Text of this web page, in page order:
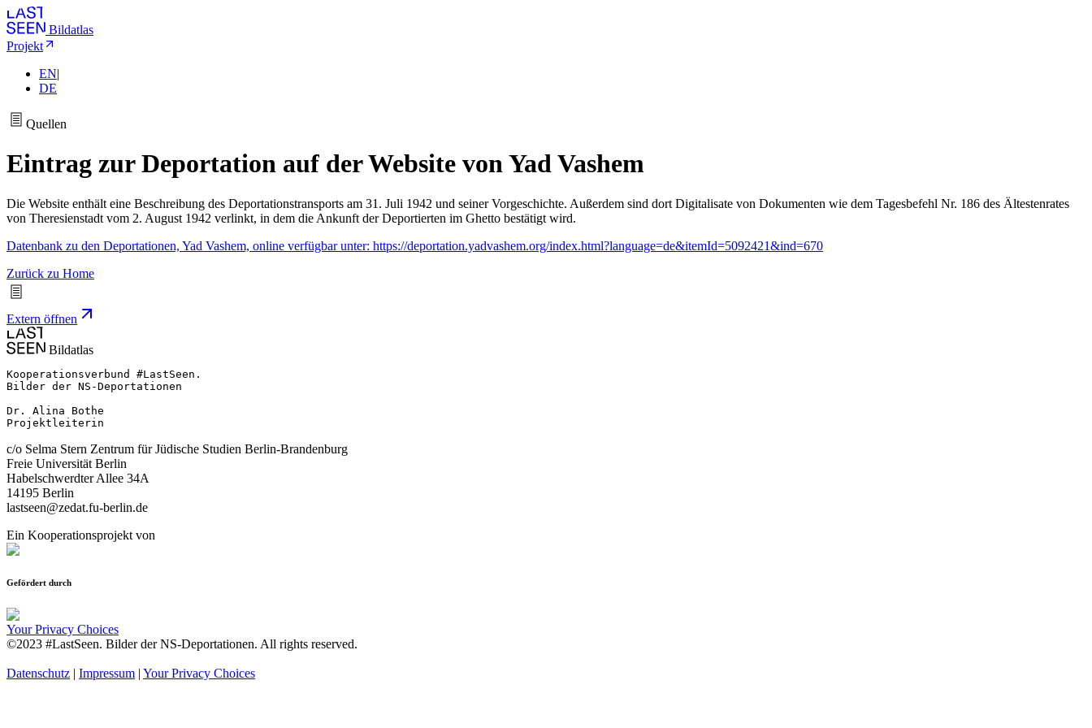
Bildatlas
Projekt
EN|
DE
Quellen
Eintrag zur Deportation auf der Website von Yad Vashem
Die Website enthält eine Beschreibung des Deportationstransports am 31. Juli 1942 und seiner Vorgeschichte. Außerdem sind dort Digitalisate von Dokumenten wie dem Tagesbefehl Nr. 186 des Ältestenrates
von Theresienstadt vom 2. August 1942 verlinkt, in dem die Ankunft der Deportierten im Ghetto bestätigt wird.
Datenbank zu den Deportationen, Yad Vashem, online verfügbar unter: https://deportation.yadvashem.org/index.html?language=de&itemId=5092421&ind=670
Zurück zu Home
Extern öffnen
Bildatlas
Kooperationsverbund #LastSeen.
Bilder der NS-Deportationen
Dr. Alina Bothe
Projektleiterin
c/o Selma Stern Zentrum für Jüdische Studien Berlin-Brandenburg
Freie Universität Berlin
Habelschwerdter Allee 34A
14195 Berlin
lastseen@zedat.fu-berlin.de
Ein Kooperationsprojekt von
Gefördert durch
Your Privacy Choices
©2023 #LastSeen. Bilder der NS-Deportationen. All rights reserved.
Datenschutz | Impressum | Your Privacy Choices